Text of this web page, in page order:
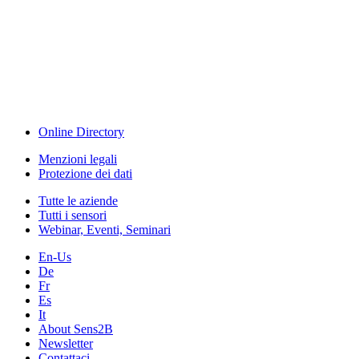
Online Directory
Menzioni legali
Protezione dei dati
Tutte le aziende
Tutti i sensori
Webinar, Eventi, Seminari
En-Us
De
Fr
Es
It
About Sens2B
Newsletter